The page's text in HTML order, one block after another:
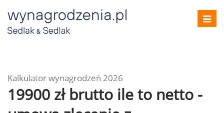
Kalkulator wynagrodzeń 2026
19900 zł brutto ile to netto -